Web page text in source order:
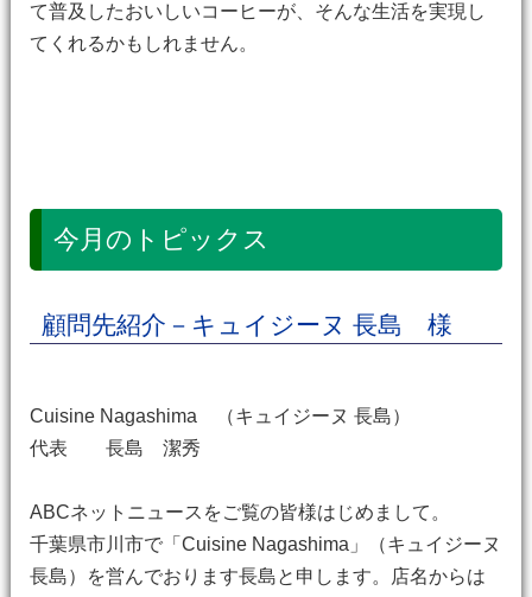
て普及したおいしいコーヒーが、そんな生活を実現し
てくれるかもしれません。
今月のトピックス
顧問先紹介－キュイジーヌ 長島 様
Cuisine Nagashima （キュイジーヌ 長島）
代表 長島 潔秀
ABCネットニュースをご覧の皆様はじめまして。
千葉県市川市で「Cuisine Nagashima」（キュイジーヌ
長島）を営んでおります長島と申します。店名からは